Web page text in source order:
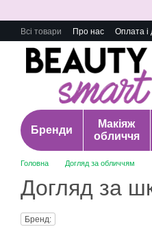
Всі товари Про нас Оплата і
Бренди
Макіяж
обличчя
Головна Догляд за обличчям
Догляд за
Бренд: